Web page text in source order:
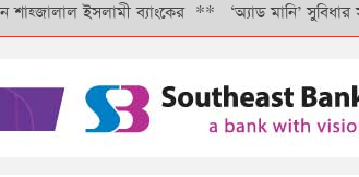
ইসলামী ব্যাংকের**‘অ্যাড মানি’ সুবিধার